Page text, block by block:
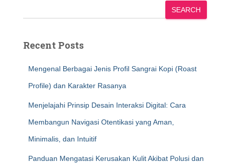
SEARCH
Recent Posts
Mengenal Berbagai Jenis Profil Sangrai Kopi (Roast
Profile) dan Karakter Rasanya
Menjelajahi Prinsip Desain Interaksi Digital: Cara
Membangun Navigasi Otentikasi yang Aman,
Minimalis, dan Intuitif
Panduan Mengatasi Kerusakan Kulit Akibat Polusi dan